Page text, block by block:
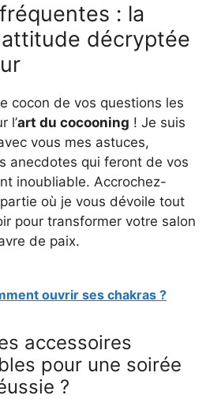
: la
décryptée
cocon de vos questions les
l’art du cocooning ! Je suis
vous mes astuces,
anecdotes qui feront de vos
inoubliable. Accrochez-
où je vous dévoile tout
pour transformer votre salon
de paix.
ouvrir ses chakras ?
accessoires
pour une soirée
?